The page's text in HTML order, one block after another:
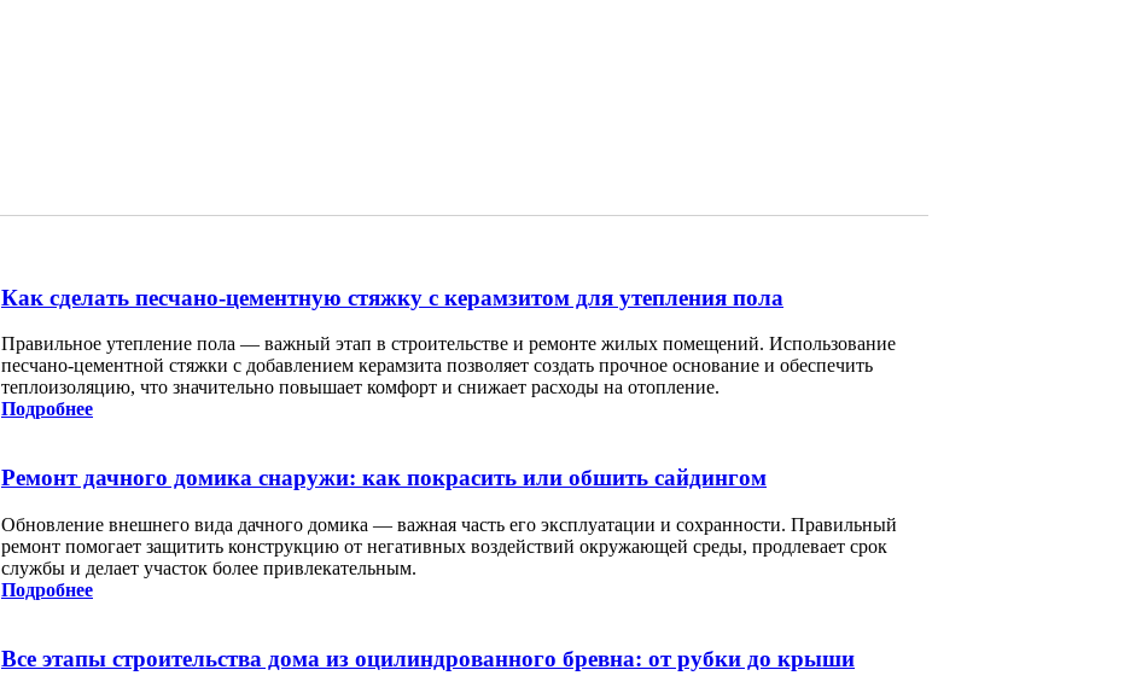
Как сделать песчано-цементную стяжку с керамзитом для утепления пола
Правильное утепление пола — важный этап в строительстве и ремонте жилых помещений. Использование
песчано-цементной стяжки с добавлением керамзита позволяет создать прочное основание и обеспечить
теплоизоляцию, что значительно повышает комфорт и снижает расходы на отопление.
Подробнее
Ремонт дачного домика снаружи: как покрасить или обшить сайдингом
Обновление внешнего вида дачного домика — важная часть его эксплуатации и сохранности. Правильный
ремонт помогает защитить конструкцию от негативных воздействий окружающей среды, продлевает срок
службы и делает участок более привлекательным.
Подробнее
Все этапы строительства дома из оцилиндрованного бревна: от рубки до крыши